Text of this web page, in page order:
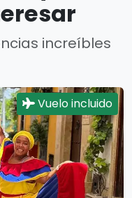
increíbles
Vuelo incluido